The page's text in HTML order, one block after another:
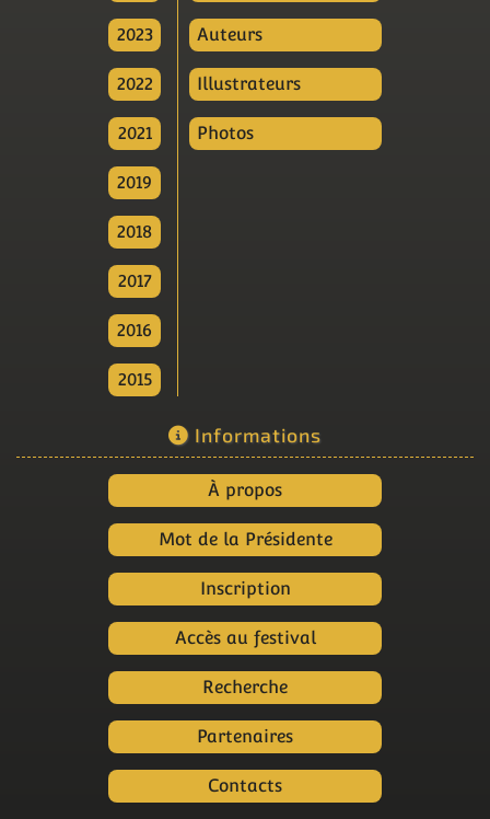
2023
2022
2021
2019
2018
2017
2016
2015
Auteurs
Illustrateurs
Photos
Informations
À propos
Mot de la Présidente
Inscription
Accès au festival
Recherche
Partenaires
Contacts